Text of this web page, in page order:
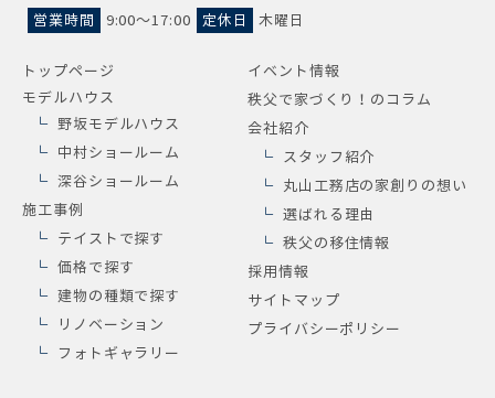
営業時間
9:00～17:00 定休日 木曜日
トップページ
モデルハウス
野坂モデルハウス
中村ショールーム
深谷ショールーム
施工事例
テイストで探す
価格で探す
建物の種類で探す
リノベーション
フォトギャラリー
イベント情報
秩父で家づくり！のコラム
会社紹介
スタッフ紹介
丸山工務店の家創りの想い
選ばれる理由
秩父の移住情報
採用情報
サイトマップ
プライバシーポリシー